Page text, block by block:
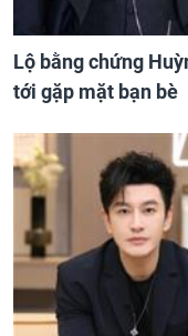
Lộ bằng chứng
tới gặp mặt bạn bè